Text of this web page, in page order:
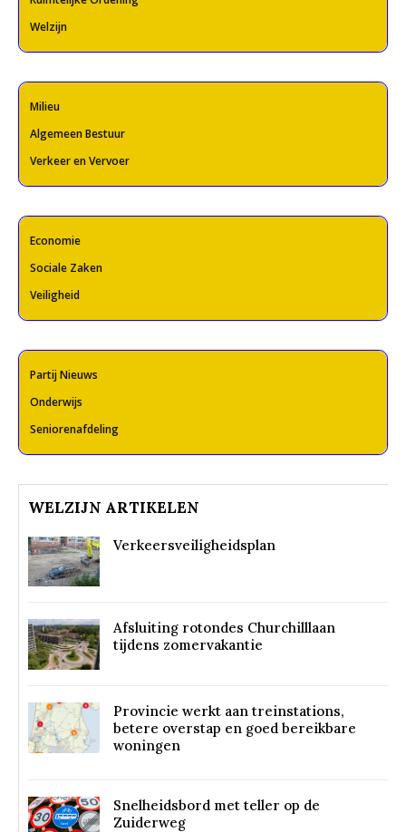
Welzijn
Milieu
Algemeen Bestuur
Verkeer en Vervoer
Economie
Sociale Zaken
Veiligheid
Partij Nieuws
Onderwijs
Seniorenafdeling
WELZIJN ARTIKELEN
Verkeersveiligheidsplan
Afsluiting rotondes Churchilllaan
tijdens zomervakantie
Provincie werkt aan treinstations,
betere overstap en goed bereikbare
woningen
Snelheidsbord met teller op de
Zuiderweg